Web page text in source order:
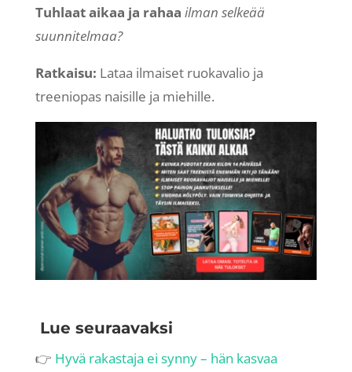
Tuhlaat aikaa ja rahaa ilman selkeää
suunnitelmaa?
Ratkaisu: Lataa ilmaiset ruokavalio ja
treeniopas naisille ja miehille.
Lue seuraavaksi
👉 Hyvä rakastaja ei synny – hän kasvaa